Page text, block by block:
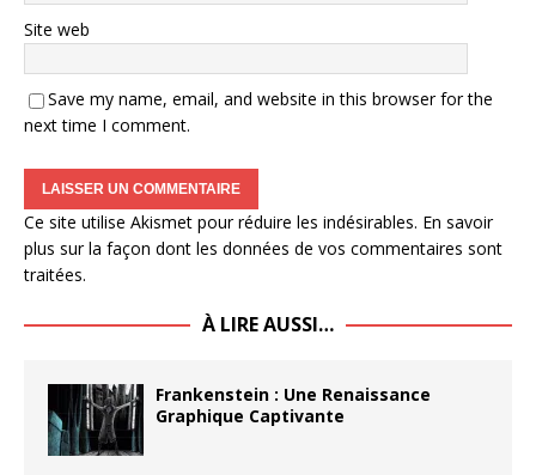
Site web
Save my name, email, and website in this browser for the
next time I comment.
Ce site utilise Akismet pour réduire les indésirables. En savoir
plus sur la façon dont les données de vos commentaires sont
traitées.
À LIRE AUSSI…
Frankenstein : Une Renaissance
Graphique Captivante